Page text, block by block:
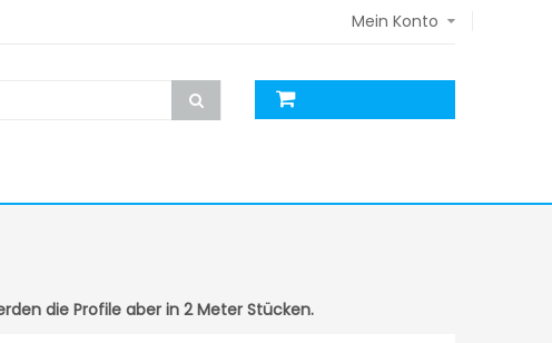
Mein Konto
die Profile aber in 2 Meter Stücken.